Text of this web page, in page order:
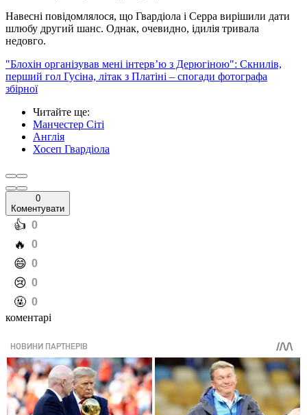
Навесні повідомлялося, що Гвардіола і Серра вирішили дати
шлюбу другий шанс. Однак, очевидно, ідилія тривала
недовго.
"Блохін організував мені інтерв’ю з Дерюгіною": Скнилів,
перший гол Гусіна, літак з Платіні – спогади фотографа
збірної
Читайте ще:
Манчестер Сіті
Англія
Хосеп Гвардіола
0
Коментувати
️👍 0
️🔥 0
️😄 0
️😢 0
️🤬 0
коментарі